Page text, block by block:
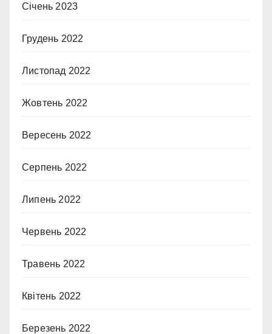
Січень 2023
Грудень 2022
Листопад 2022
Жовтень 2022
Вересень 2022
Серпень 2022
Липень 2022
Червень 2022
Травень 2022
Квітень 2022
Березень 2022